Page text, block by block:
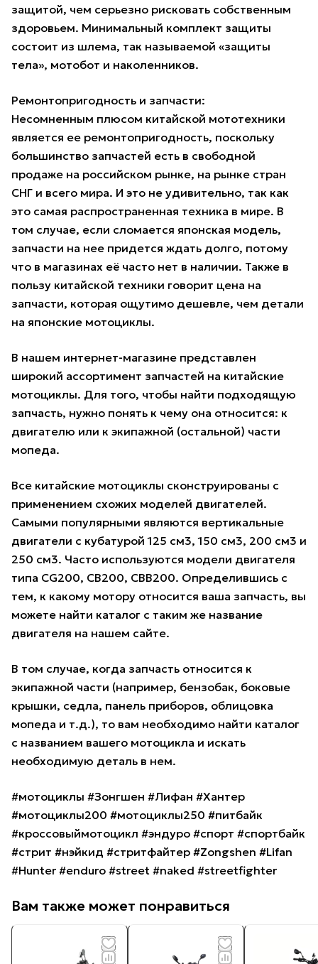
защитой, чем серьезно рисковать собственным
здоровьем. Минимальный комплект защиты
состоит из шлема, так называемой «защиты
тела», мотобот и наколенников.
Ремонтопригодность и запчасти:
Несомненным плюсом китайской мототехники
является ее ремонтопригодность, поскольку
большинство запчастей есть в свободной
продаже на российском рынке, на рынке стран
СНГ и всего мира. И это не удивительно, так как
это самая распространенная техника в мире. В
том случае, если сломается японская модель,
запчасти на нее придется ждать долго, потому
что в магазинах её часто нет в наличии. Также в
пользу китайской техники говорит цена на
запчасти, которая ощутимо дешевле, чем детали
на японские мотоциклы.
В нашем интернет-магазине представлен
широкий ассортимент запчастей на китайские
мотоциклы. Для того, чтобы найти подходящую
запчасть, нужно понять к чему она относится: к
двигателю или к экипажной (остальной) части
мопеда.
Все китайские мотоциклы сконструированы с
применением схожих моделей двигателей.
Самыми популярными являются вертикальные
двигатели с кубатурой 125 см3, 150 см3, 200 см3 и
250 см3. Часто используются модели двигателя
типа CG200, CB200, CBB200. Определившись с
тем, к какому мотору относится ваша запчасть, вы
можете найти каталог с таким же название
двигателя на нашем сайте.
В том случае, когда запчасть относится к
экипажной части (например, бензобак, боковые
крышки, седла, панель приборов, облицовка
мопеда и т.д.), то вам необходимо найти каталог
с названием вашего мотоцикла и искать
необходимую деталь в нем.
#мотоциклы #Зонгшен #Лифан #Хантер
#мотоциклы200 #мотоциклы250 #питбайк
#кроссовыймотоцикл #эндуро #спорт #спортбайк
#стрит #нэйкид #стритфайтер #Zongshen #Lifan
#Hunter #enduro #street #naked #streetfighter
Вам также может понравиться